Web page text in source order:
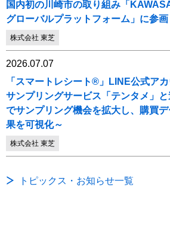
国内初の川崎市の取り組み「
グローバルプラットフォーム」に参画
株式会社 東芝
2026.07.07
「スマートレシート®」LINE公式ア
サンプリングサービス「テンタメ」
でサンプリング機会を拡大し、購買
果を可視化～
株式会社 東芝
トピックス・お知らせ一覧